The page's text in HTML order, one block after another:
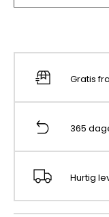
Gratis
365
Hurtig